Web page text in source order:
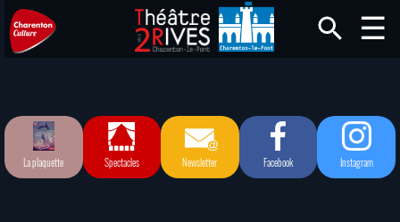
La plaquette Spectacles Newsletter Facebook Instagram